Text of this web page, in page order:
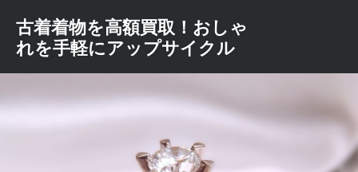
ン
へ
古着着物を高額買取！おしゃ
れを手軽にアップサイクル